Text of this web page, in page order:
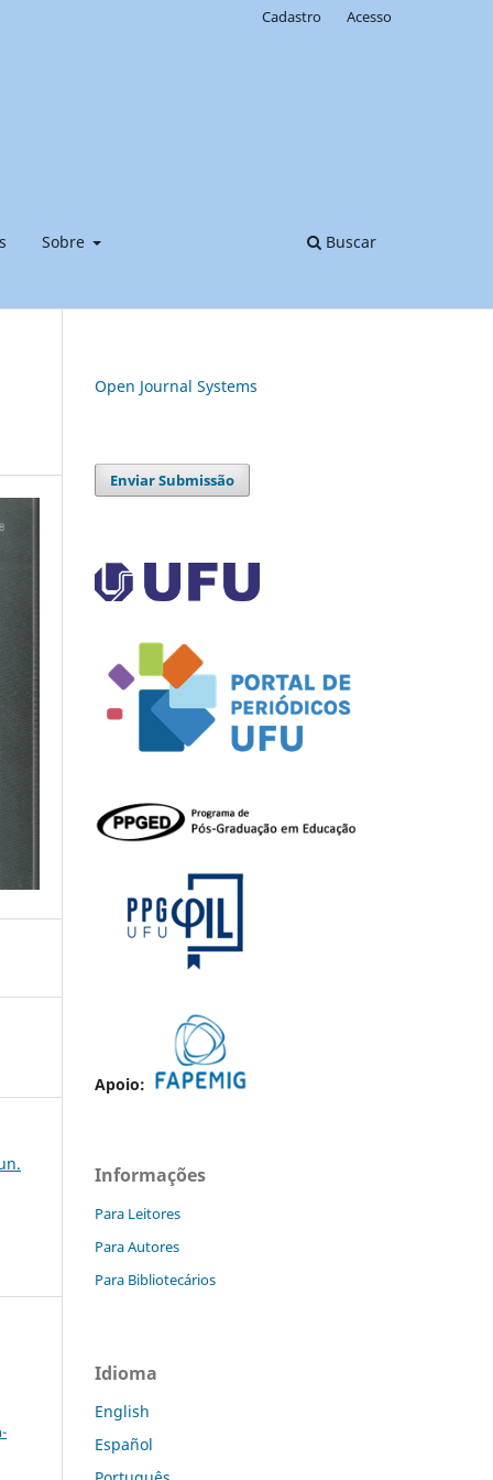
Sobre Buscar
Cadastro Acesso
Open Journal Systems
Enviar Submissão
Apoio:
Informações
Para Leitores
Para Autores
Para Bibliotecários
Idioma
English
Español